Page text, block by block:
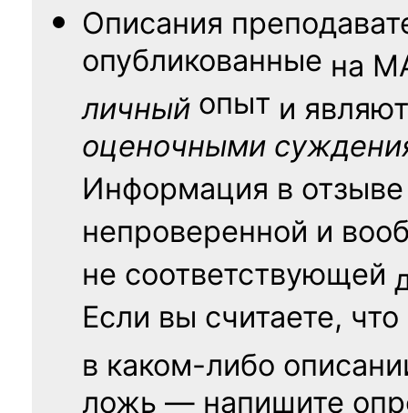
Описания
опубликованные на
личный опыт и
оценочными
Информация в
непроверенной и
не соответствующей
Если вы считаете, что
в каком-либо